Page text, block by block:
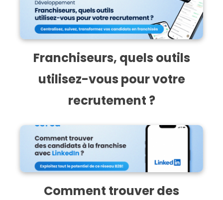
Franchiseurs, quels outils
utilisez-vous pour votre
recrutement ?
Comment trouver des